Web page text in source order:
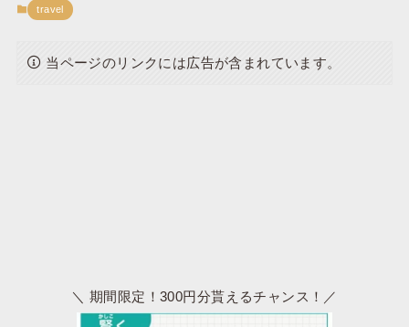
travel
当ページのリンクには広告が含まれています。
＼ 期間限定！300円分貰えるチャンス！／